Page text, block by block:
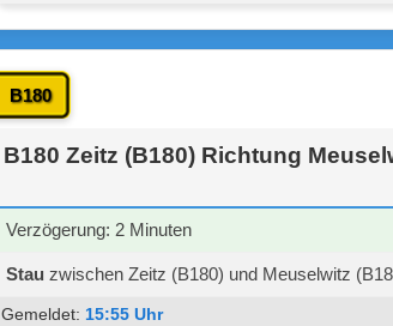
B180
B180 Zeitz (B180) Richtung
Verzögerung: 2 Minuten
Stau zwischen Zeitz (B180) und Meuselwitz
Gemeldet: 15:55 Uhr